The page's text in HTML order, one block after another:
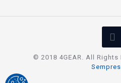
© 2018 4GEAR. All Rights